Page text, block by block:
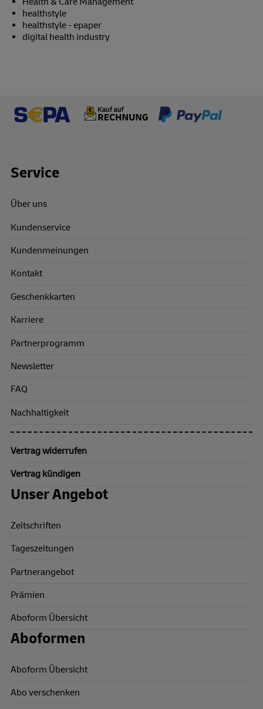
healthstyle
healthstyle - epaper
digital health industry
Footer Links
Service
Über uns
Kundenservice
Kundenmeinungen
Kontakt
Geschenkkarten
Karriere
Partnerprogramm
Newsletter
FAQ
Nachhaltigkeit
Vertrag widerrufen
Vertrag kündigen
Unser Angebot
Zeitschriften
Tageszeitungen
Partnerangebot
Prämien
Aboform Übersicht
Aboformen
Aboform Übersicht
Abo verschenken